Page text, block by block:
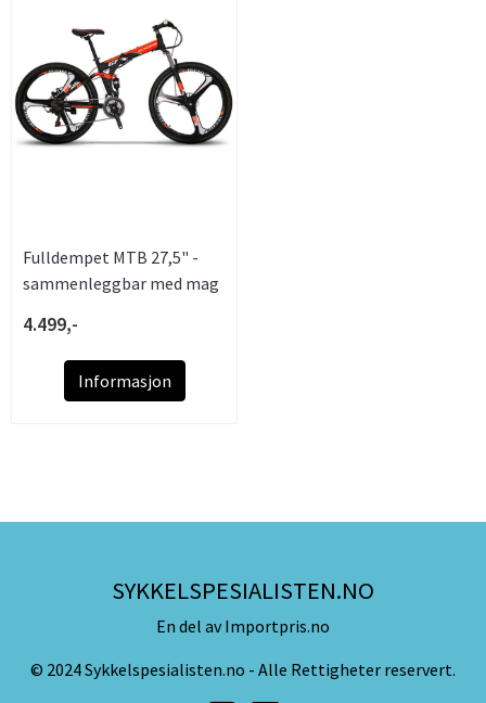
Fulldempet MTB 27,5" -
sammenleggbar med mag
4.499,-
Informasjon
SYKKELSPESIALISTEN.NO
En del av Importpris.no
© 2024 Sykkelspesialisten.no - Alle Rettigheter reservert.